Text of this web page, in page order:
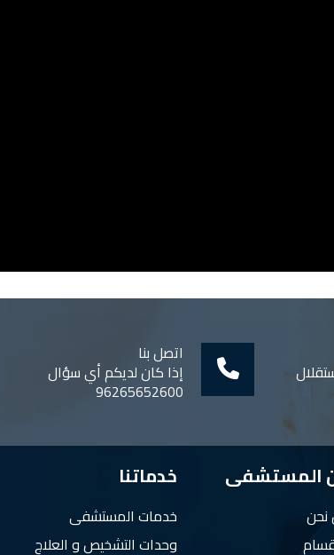
اتصل بنا
إذا كان لديكم أي سؤال
96265652600
المستشفى خدماتنا
خدمات المستشفى
وحدات التشخيص و العلاج